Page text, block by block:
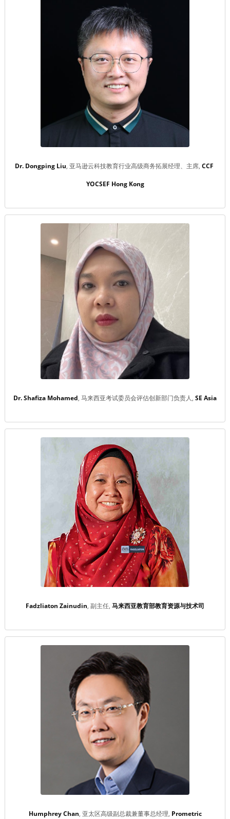
Dr. Dongping Liu 亚马逊云科技教育行业高级商务拓展经理、主席 CCF
YOCSEF Hong Kong
Dr. Shafiza Mohamed 马来西亚考试委员会评估创新部门负责人 SE Asia
Fadzliaton Zainudin 副主任 马来西亚教育部教育资源与技术司
Humphrey Chan 亚太区高级副总裁兼董事总经理 Prometric